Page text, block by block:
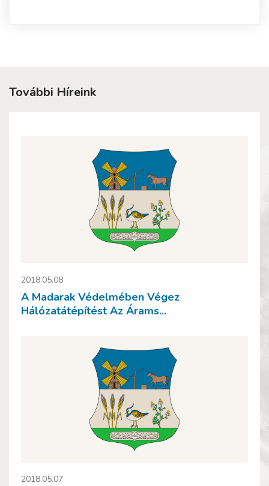
További Híreink
2018.05.08
A Madarak Védelmében Végez
Hálózatátépítést Az Árams...
2018.05.07